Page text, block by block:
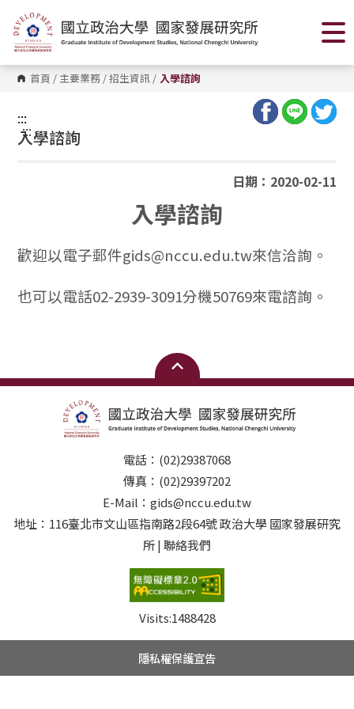
到
主
要
內
容
區 首頁 / 主要業務 /招生資訊 / 入學諮詢
:::
:::
入學諮詢
日期：2020-02-11
入學諮詢
歡迎以電子郵件gids@nccu.edu.tw來信洽詢。
也可以電話02-2939-3091分機50769來電諮詢。
電話：(02)29387068
傳真：(02)29397202
E-Mail：gids@nccu.edu.tw
地址：116臺北市文山區指南路2段64號 政治大學 國家發展研究
所 | 聯絡我們
Visits:1488428
隱私權保護宣告